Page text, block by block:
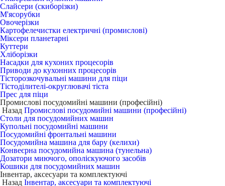
Слайсери (скиборізки)
М'ясорубки
Овочерізки
Картофелечистки електричні (промислові)
Міксери планетарні
Куттери
Хліборізки
Насадки для кухоних процесорів
Приводи до кухонних процесорів
Тісторозкочувальні машини для піци
Тістоділителі-округлювачі тіста
Прес для піци
Промислові посудомийні машини (професійні)
Назад Промислові посудомийні машини (професійні)
Столи для посудомийних машин
Купольні посудомийні машини
Посудомийні фронтальні машини
Посудомийна машина для бару (келихи)
Конвеєрна посудомийна машина (тунельна)
Дозатори миючого, ополіскуючого засобів
Кошики для посудомийних машин
Інвентар, аксесуари та комплектуючі
Назад Інвентар, аксесуари та комплектуючі